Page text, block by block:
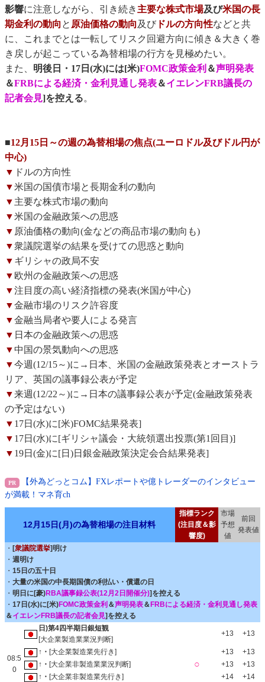
影響に注意しながら、引き続き主要な株式市場及び米国の長
期金利の動向 と 原油価格の動向及び ドルの方向性などと共
に、これまでとは一転してリスク回避方向に傾き＆大きく巻
き戻しが起こっている為替相場の行方を見極めたい。
また、 明後日・17日(水)には[米)FOMC政策金利 ＆声明発表
＆FRBによる経済・金利見通し発表＆イエレンFRB議長の
記者会見]を控える。
■12月15日～の週の為替相場の焦点(ユーロドル及びドル円が
中心)
▼ ドルの方向性
▼米国の国債市場と長期金利の動向
▼ 主要な株式市場の動向
▼米国の金融政策への思惑
▼ 原油価格の動向(金などの商品市場の動向も)
▼衆議院選挙の結果を受けての思惑と動向
▼ ギリシャの政局不安
▼ 欧州の金融政策への思惑
▼注目度の高い経済指標の発表(米国が中心)
▼金融市場のリスク許容度
▼金融当局者や要人による発言
▼ 日本の金融政策への思惑
▼ 中国の景気動向への思惑
▼今週(12/15～)に→日本、米国の金融政策発表とオーストラ
リア、英国の議事録公表が予定
▼来週(12/22～)に→日本の議事録公表が予定(金融政策発表
の予定はない)
▼ 17日(水)に[米)FOMC結果発表]
▼ 17日(水)に[ギリシャ議会・大統領選出投票(第1回目)]
▼ 19日(金)に[日)日銀金融政策決定会合結果発表]
【外為どっとコム】FXレポートや億トレーダーのインタビュー
が満載！マネ育ch
12月15日(月)の為替相場の注目材料
指標ランク
(注目度＆影
響度)
市場
予想
値
前回
発表値
・ [衆議院選挙]明け
・ 週明け
・ 15日の五十日
・ 大量の米国の中長期国債の利払い・償還の日
・ 明日に[豪)RBA議事録公表(12月2日開催分)]を控える
・ 17日(水)に[米)FOMC政策金利 ＆声明発表＆ FRBによる経済・金利見通し発表
＆イエレンFRB議長の記者会見]を控える
08:5
0
日)第4四半期日銀短観
[大企業製造業業況判断]
○
+13 +13
↑・ [大企業製造業先行き] +13
+13
↑・ [大企業非製造業業況判断] +13
+13
↑・ [大企業非製造業先行き] +14 +14